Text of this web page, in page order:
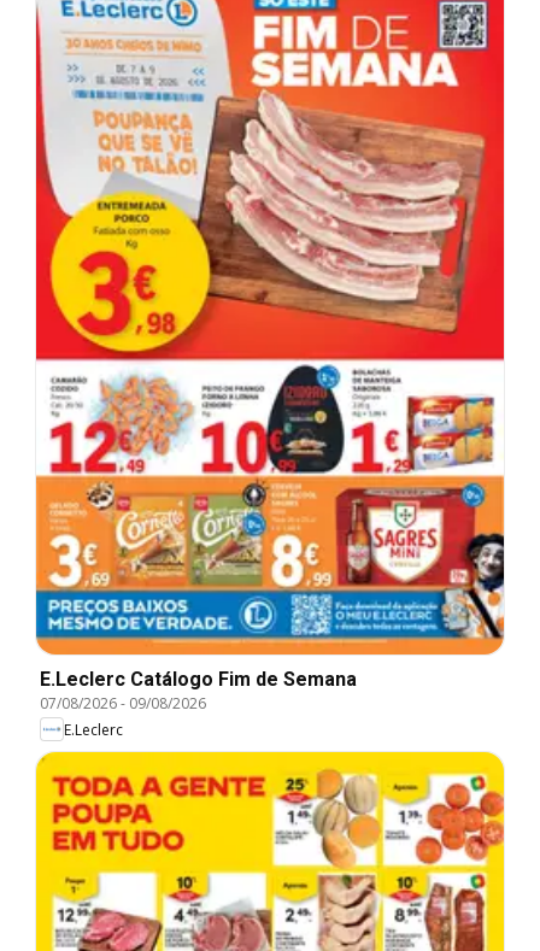
E.Leclerc Catálogo Fim de Semana
07/08/2026- 09/08/2026
E.Leclerc